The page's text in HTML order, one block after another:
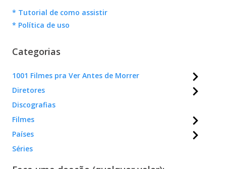
* Tutorial de como assistir
* Política de uso
Categorias
1001 Filmes pra Ver Antes de Morrer
Diretores
Discografias
Filmes
Países
Séries